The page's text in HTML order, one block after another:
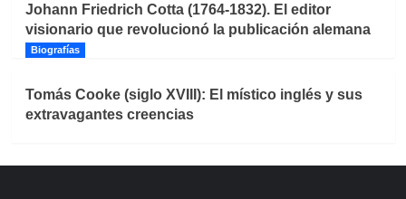
Johann Friedrich Cotta (1764-1832). El editor
visionario que revolucionó la publicación alemana
Biografías
Tomás Cooke (siglo XVIII): El místico inglés y sus
extravagantes creencias